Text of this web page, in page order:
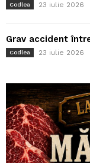
Codlea 23 iulie 2026
Grav accident
Codlea 23 iulie 2026